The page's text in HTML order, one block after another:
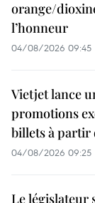
orange/
l’honneur
04/08/2026 09:45
Vietjet lance
promotions
billets à partir
04/08/2026 09:25
Le législateur